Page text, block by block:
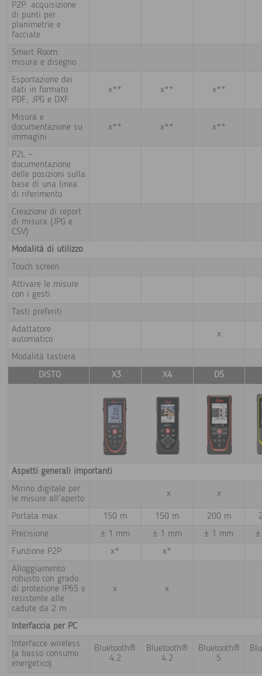
P2P: acquisizione
di punti per
planimetrie e
facciate
Smart Room:
misura e disegno
Esportazione dei
dati in formato
PDF, JPG e DXF
x** x** x**
Misura e
documentazione su
immagini
x** x** x**
P2L —
documentazione
delle posizioni sulla
base di una linea
di riferimento
Creazione di report
di misura (JPG e
CSV)
Modalità di utilizzo
Touch screen
Attivare le misure
con i gesti
Tasti preferiti
Adattatore
automatico
x
Modalità tastiera
DISTO
X3 X4 D5
Aspetti generali importanti
Mirino digitale per
le misure all'aperto
x x
Portata max 150 m 150 m 200 m
Precisione
± 1 mm ± 1 mm ± 1 mm
Funzione P2P
x*
x*
Alloggiamento
robusto con grado
di protezione IP65 e
resistente alle
cadute da 2 m
x x
Interfaccia per PC
Interfacce wireless
(a basso consumo
energetico)
Bluetooth®
4.2
Bluetooth®
4.2
Bluetooth®
5